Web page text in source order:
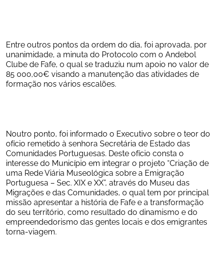
Entre outros pontos da ordem do dia, foi aprovada, por
unanimidade, a minuta do Protocolo com o Andebol
Clube de Fafe, o qual se traduziu num apoio no valor de
85 000,00€ visando a manutenção das atividades de
formação nos vários escalões.
Noutro ponto, foi informado o Executivo sobre o teor do
ofício remetido à senhora Secretária de Estado das
Comunidades Portuguesas. Deste ofício consta o
interesse do Município em integrar o projeto “Criação de
uma Rede Viária Museológica sobre a Emigração
Portuguesa – Sec. XIX e XX”, através do Museu das
Migrações e das Comunidades, o qual tem por principal
missão apresentar a história de Fafe e a transformação
do seu território, como resultado do dinamismo e do
empreendedorismo das gentes locais e dos emigrantes
torna-viagem.